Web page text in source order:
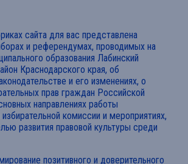
сайта для вас представлена
и референдумах, проводимых на
образования Лабинский
Краснодарского края, об
и его изменениях, о
прав граждан Российской
направлениях работы
комиссии и мероприятиях,
развития правовой культуры среди
позитивного и доверительного